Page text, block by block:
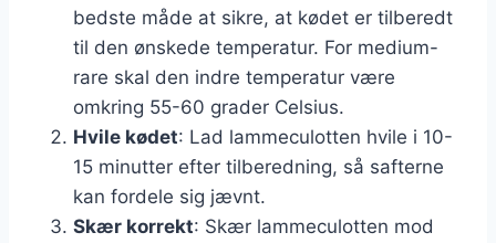
bedste måde at sikre, at kødet er tilberedt
til den ønskede temperatur. For medium-
rare skal den indre temperatur være
omkring 55-60 grader Celsius.
Hvile kødet: Lad lammeculotten hvile i 10-
15 minutter efter tilberedning, så safterne
kan fordele sig jævnt.
Skær korrekt: Skær lammeculotten mod